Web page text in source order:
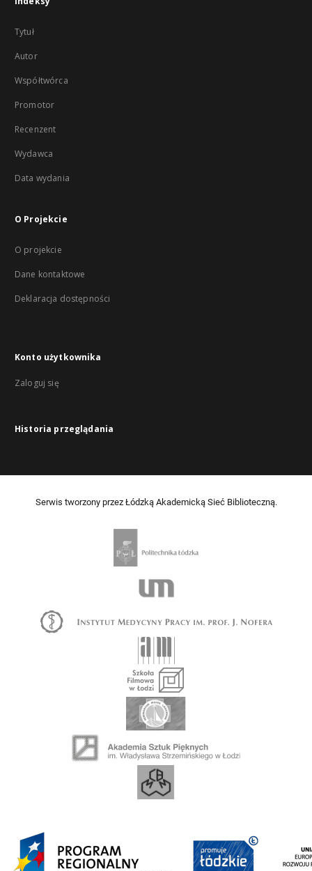
Tytuł
Autor
Współtwórca
Promotor
Recenzent
Wydawca
Data wydania
O Projekcie
O projekcie
Dane kontaktowe
Deklaracja dostępności
Konto użytkownika
Zaloguj się
Historia przeglądania
Serwis tworzony przez Łódzką Akademicką Sieć Biblioteczną.